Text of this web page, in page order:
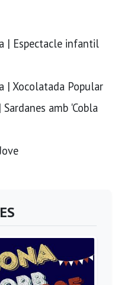
| Espectacle infantil
| Xocolatada Popular
amb 'Cobla